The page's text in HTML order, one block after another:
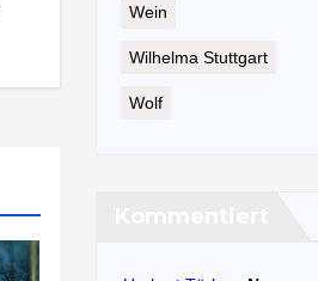
Wein
Wilhelma Stuttgart
Wolf